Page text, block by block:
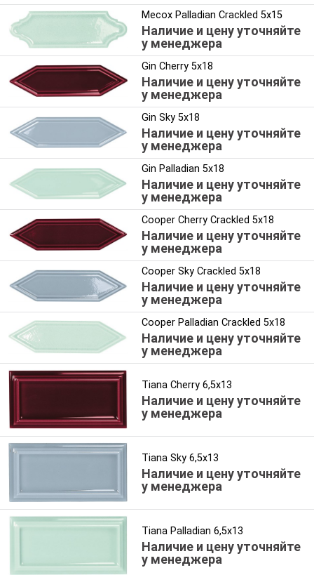
Mecox Palladian Crackled 5x15
Наличие и цену уточняйте
у менеджера
Gin Cherry 5x18
Наличие и цену уточняйте
у менеджера
Gin Sky 5x18
Наличие и цену уточняйте
у менеджера
Gin Palladian 5x18
Наличие и цену уточняйте
у менеджера
Cooper Cherry Crackled 5x18
Наличие и цену уточняйте
у менеджера
Cooper Sky Crackled 5x18
Наличие и цену уточняйте
у менеджера
Cooper Palladian Crackled 5x18
Наличие и цену уточняйте
у менеджера
Tiana Cherry 6,5x13
Наличие и цену уточняйте
у менеджера
Tiana Sky 6,5x13
Наличие и цену уточняйте
у менеджера
Tiana Palladian 6,5x13
Наличие и цену уточняйте
у менеджера